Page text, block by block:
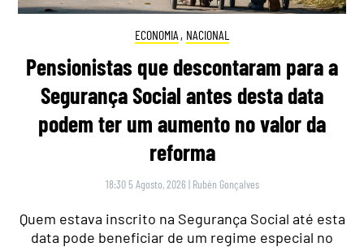
ECONOMIA , NACIONAL
Pensionistas que descontaram para a
Segurança Social antes desta data
podem ter um aumento no valor da
reforma
18:30 5 Agosto, 2026 | Rubén Gonçalves
Quem estava inscrito na Segurança Social até esta
data pode beneficiar de um regime especial no